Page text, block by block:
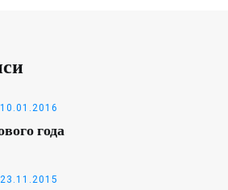
10.01.2016
года
23.11.2015